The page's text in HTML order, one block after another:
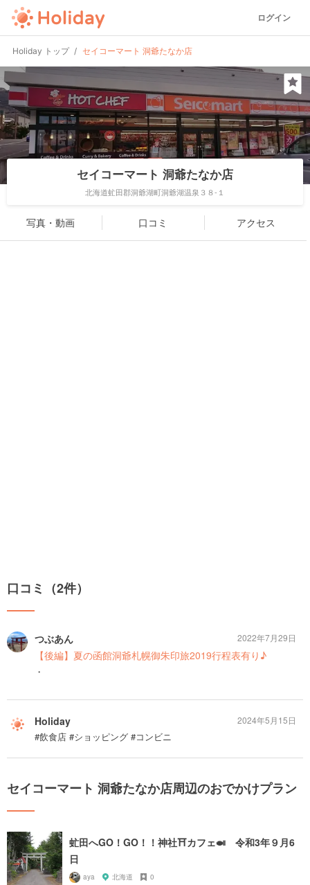
ログイン
Holiday トップ セイコーマート 洞爺たなか店
セイコーマート 洞爺たなか店
北海道虻田郡洞爺湖町洞爺湖温泉３８-１
写真・動画 口コミ アクセス
口コミ（2件）
つぶあん
【後編】夏の函館洞爺札幌御朱印旅2019行程表有り♪
・
2022年7月29日
Holiday
#飲食店 #ショッピング #コンビニ
2024年5月15日
セイコーマート 洞爺たなか店周辺のおでかけプラン
虻田へGO！GO！！神社⛩カフェ🍛 令和3年９月6
日
aya 北海道 0